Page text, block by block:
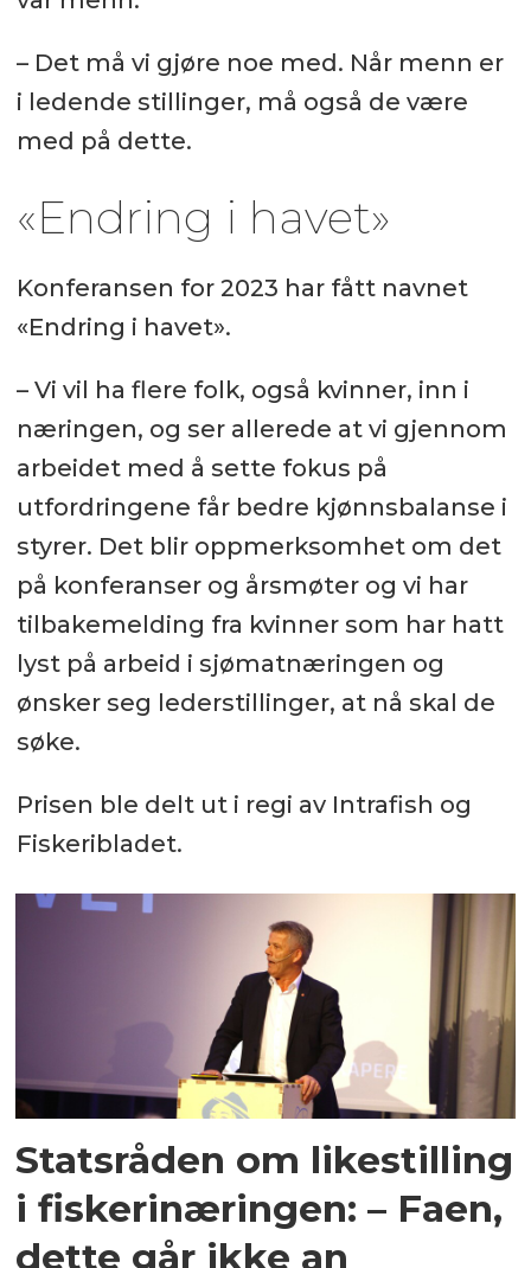
– Det må vi gjøre noe med. Når menn er
i ledende stillinger, må også de være
med på dette.
«Endring i havet»
Konferansen for 2023 har fått navnet
«Endring i havet».
– Vi vil ha flere folk, også kvinner, inn i
næringen, og ser allerede at vi gjennom
arbeidet med å sette fokus på
utfordringene får bedre kjønnsbalanse i
styrer. Det blir oppmerksomhet om det
på konferanser og årsmøter og vi har
tilbakemelding fra kvinner som har hatt
lyst på arbeid i sjømatnæringen og
ønsker seg lederstillinger, at nå skal de
søke.
Prisen ble delt ut i regi av Intrafish og
Fiskeribladet.
Statsråden om likestilling
i fiskerinæringen: – Faen,
dette går ikke an